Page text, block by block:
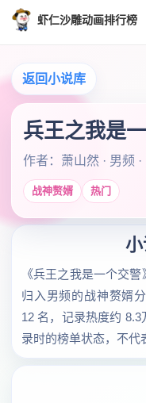
虾仁沙雕动画排行榜
返回小说库
兵王之我是
作者：萧山然 · 男频 ·
战神赘婿 热门
《兵王之我是一个交
归入男频的战神赘婿
12 名，记录热度约
录时的榜单状态，不代